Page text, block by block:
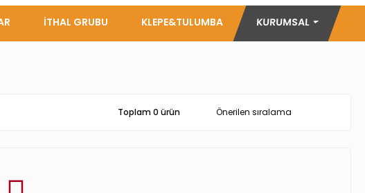
İTHAL GRUBU KLEPE&TULUMBA KURUMSAL
Toplam 0 ürün